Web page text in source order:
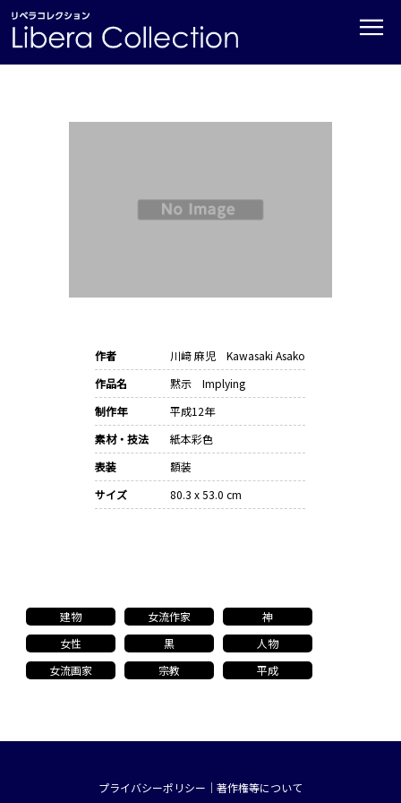
≡
作者
川﨑 麻児 Kawasaki Asako
作品名
黙示 Implying
制作年
平成12年
素材・技法
紙本彩色
表装
額装
サイズ
80.3 x 53.0 cm
建物 女流作家
神
女性
黒
人物
女流画家
宗教 平成
プライバシーポリシー ｜ 著作権等について